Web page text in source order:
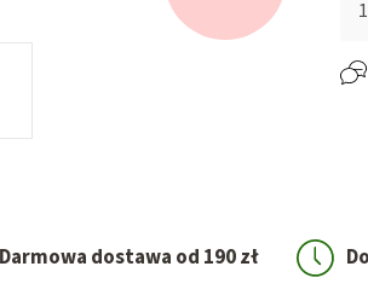
Darmowa dostawa od 190 zł